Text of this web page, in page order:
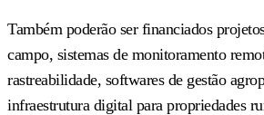
Também poderão ser financiados
campo, sistemas de monitoramento
rastreabilidade, softwares de gestão
infraestrutura digital para propriedades